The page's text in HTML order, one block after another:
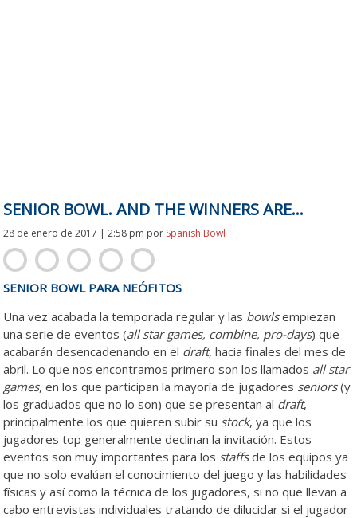
SENIOR BOWL. AND THE WINNERS ARE…
28 de enero de 2017 | 2:58 pm por Spanish Bowl
SENIOR BOWL PARA NEÓFITOS
Una vez acabada la temporada regular y las bowlsempiezan
una serie de eventos (all star games, combine, pro-days) que
acabarán desencadenando en el draft, hacia finales del mes de
abril. Lo que nos encontramos primero son los llamados all star
games, en los que participan la mayoría de jugadores seniors(y
los graduados que no lo son) que se presentan al draft,
principalmente los que quieren subir su stock, ya que los
jugadores top generalmente declinan la invitación. Estos
eventos son muy importantes para los staffsde los equipos ya
que no solo evalúan el conocimiento del juego y las habilidades
físicas y así como la técnica de los jugadores, si no que llevan a
cabo entrevistas individuales tratando de dilucidar si el jugador